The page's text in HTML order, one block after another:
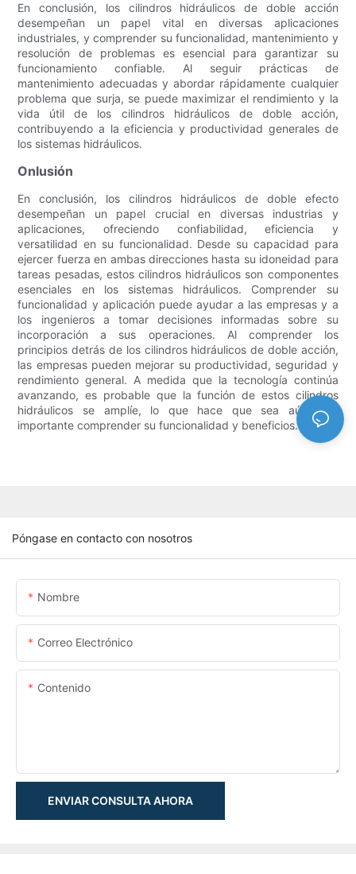
En conclusión, los cilindros hidráulicos de doble acción
desempeñan un papel vital en diversas aplicaciones
industriales, y comprender su funcionalidad, mantenimiento y
resolución de problemas es esencial para garantizar su
funcionamiento confiable. Al seguir prácticas de
mantenimiento adecuadas y abordar rápidamente cualquier
problema que surja, se puede maximizar el rendimiento y la
vida útil de los cilindros hidráulicos de doble acción,
contribuyendo a la eficiencia y productividad generales de
los sistemas hidráulicos.
Onlusión
En conclusión, los cilindros hidráulicos de doble efecto
desempeñan un papel crucial en diversas industrias y
aplicaciones, ofreciendo confiabilidad, eficiencia y
versatilidad en su funcionalidad. Desde su capacidad para
ejercer fuerza en ambas direcciones hasta su idoneidad para
tareas pesadas, estos cilindros hidráulicos son componentes
esenciales en los sistemas hidráulicos. Comprender su
funcionalidad y aplicación puede ayudar a las empresas y a
los ingenieros a tomar decisiones informadas sobre su
incorporación a sus operaciones. Al comprender los
principios detrás de los cilindros hidráulicos de doble acción,
las empresas pueden mejorar su productividad, seguridad y
rendimiento general. A medida que la tecnología continúa
avanzando, es probable que la función de estos cilindros
hidráulicos se amplíe, lo que hace que sea aún más
importante comprender su funcionalidad y beneficios.
Póngase en contacto con nosotros
Nombre
Correo Electrónico
Contenido
ENVIAR CONSULTA AHORA